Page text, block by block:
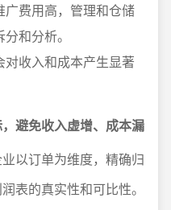
费用高，管理和仓储
和分析。
收入和成本产生显著
避免收入虚增、成本漏
以订单为维度，精确归
表的真实性和可比性。